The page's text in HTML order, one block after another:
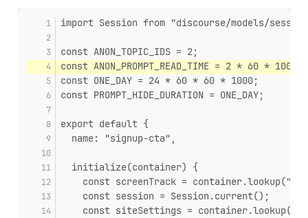
import Session from "discourse/models/
const ANON_TOPIC_IDS = 2;
const ANON_PROMPT_READ_TIME = 2 * 60 * 1000;
const ONE_DAY = 24 * 60 * 60 * 1000;
const PROMPT_HIDE_DURATION = ONE_DAY;
export default {
  name: "signup-cta",
  initialize(container) {
const screenTrack =
    const session = Session.current();
const siteSettings =